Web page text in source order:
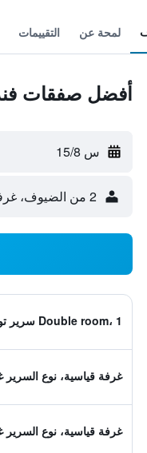
لمحة عن التقييمات
أفضل صفقات
س 15/8
2 من الضيوف، غرفة واحدة
Double room، 1 سرير توأم
غرفة قياسية، نوع
غرفة قياسية، نوع